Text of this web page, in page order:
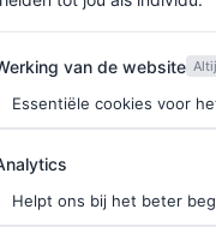
van de website
van de website
Essentiële cookies voor
Helpt ons bij het beter